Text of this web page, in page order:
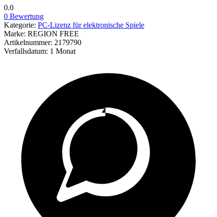
0.0
0 Bewertung
Kategorie: PC-Lizenz für elektronische Spiele
Marke: REGION FREE
Artikelnummer: 2179790
Verfallsdatum: 1 Monat